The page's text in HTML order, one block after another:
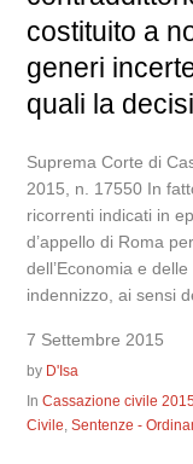
costituito a
generi
quali la
Suprema Corte di
2015, n. 17550 In
ricorrenti indicati in
d’appello di Roma
dell’Economia e
indennizzo, ai sensi
7 Settembre 2015
by D'Isa
InCassazione civile 2015
Civile,Sentenze -